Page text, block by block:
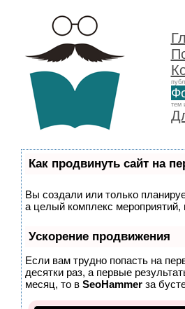
тем
Как продвинуть сайт на
Вы создали или только
а целый комплекс
Ускорение продвижения
Если вам трудно попасть на
десятки раз, а первые
месяц, то в SeoHammer за